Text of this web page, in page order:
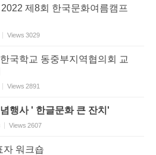
제8회 한국문화여름캠프
Views 3029
국학교 동중부지역협의회 교
Views 2891
행사 ' 한글문화 큰 잔치'
Views 2607
자 워크숍